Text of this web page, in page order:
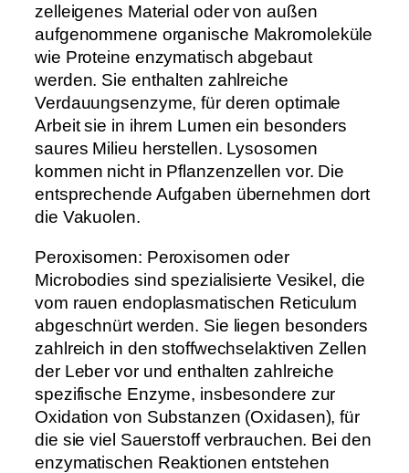
zelleigenes Material oder von außen
aufgenommene organische Makromoleküle
wie Proteine enzymatisch abgebaut
werden. Sie enthalten zahlreiche
Verdauungsenzyme, für deren optimale
Arbeit sie in ihrem Lumen ein besonders
saures Milieu herstellen. Lysosomen
kommen nicht in Pflanzenzellen vor. Die
entsprechende Aufgaben übernehmen dort
die Vakuolen.
Peroxisomen: Peroxisomen oder
Microbodies sind spezialisierte Vesikel, die
vom rauen endoplasmatischen Reticulum
abgeschnürt werden. Sie liegen besonders
zahlreich in den stoffwechselaktiven Zellen
der Leber vor und enthalten zahlreiche
spezifische Enzyme, insbesondere zur
Oxidation von Substanzen (Oxidasen), für
die sie viel Sauerstoff verbrauchen. Bei den
enzymatischen Reaktionen entstehen